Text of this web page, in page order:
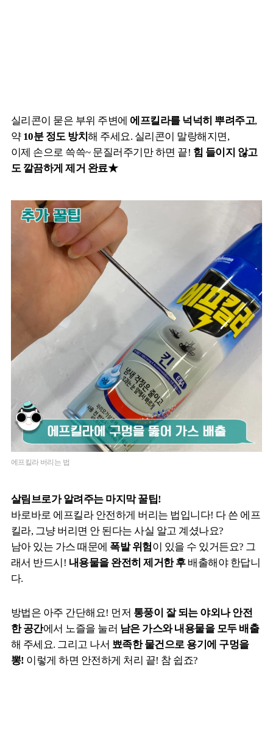
실리콘이 묻은 부위 주변에 에프킬라를 넉넉히 뿌려주고,
약 10분 정도 방치해 주세요. 실리콘이 말랑해지면,
이제 손으로 쓱쓱~ 문질러주기만 하면 끝! 힘 들이지 않고
도 깔끔하게 제거 완료★
에프킬라 버리는 법
살림브로가 알려주는 마지막 꿀팁!
바로바로 에프킬라 안전하게 버리는 법입니다! 다 쓴 에프
킬라, 그냥 버리면 안 된다는 사실 알고 계셨나요?
남아 있는 가스 때문에 폭발 위험이 있을 수 있거든요? 그
래서 반드시! 내용물을 완전히 제거한 후배출해야 한답니
다.
방법은 아주 간단해요! 먼저 통풍이 잘 되는 야외나 안전
한 공간에서 노즐을 눌러 남은 가스와 내용물을 모두 배출
해 주세요. 그리고 나서 뾰족한 물건으로 용기에 구멍을
뽕! 이렇게 하면 안전하게 처리 끝! 참 쉽죠?